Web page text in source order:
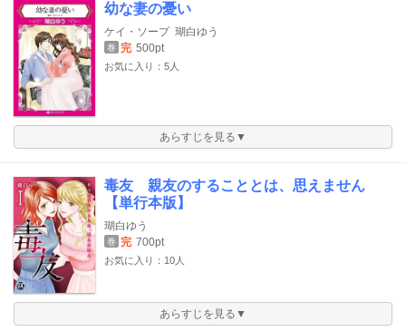
幼な妻の憂い
ケイ・ソープ 瑚白ゆう
巻 完 500pt
お気に入り：5人
あらすじを見る▼
毒友 親友のすることとは、思えません
【単行本版】
瑚白ゆう
巻 完 700pt
お気に入り：10人
あらすじを見る▼